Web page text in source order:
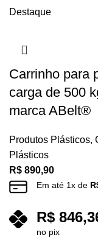
Destaque
Carrinho para
carga de 500
marca ABelt®
Produtos Plásticos,
Plásticos
R$ 890,90
Em até 1x de
R$
no pix